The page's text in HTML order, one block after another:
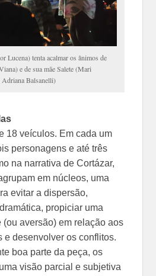
Lucena) tenta acalmar os ânimos de
e de sua mãe Salete (Mari
Balsanelli)
18 veículos. Em cada um
personagens e até três
na narrativa de Cortázar,
em núcleos, uma
evitar a dispersão,
propiciar uma
aversão) em relação aos
e desenvolver os conflitos.
boa parte da peça, os
visão parcial e subjetiva